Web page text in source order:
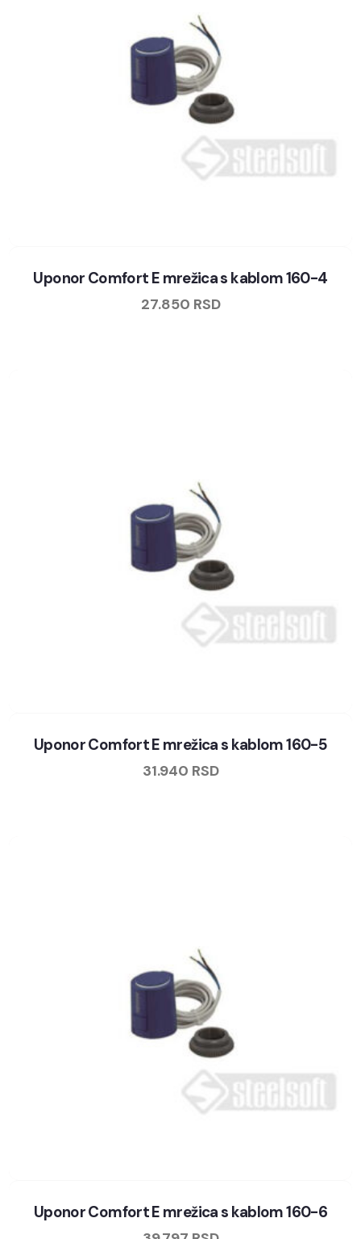
Uponor Comfort E mrežica s kablom 160-4
27.850 RSD
Uponor Comfort E mrežica s kablom 160-5
31.940 RSD
Uponor Comfort E mrežica s kablom 160-6